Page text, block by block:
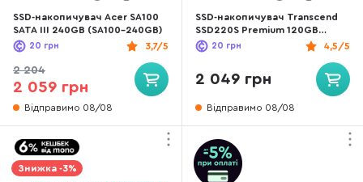
SSD-накопичувач Acer SA100
SATA III 240GB (SA100-240GB)
3,7/5
20 грн
2 204
2 059 грн
Відправимо 08/08
SSD-накопичувач Transcend
SSD220S Premium 120GB
(TS120GSSD220S)
4,5/5
20 грн
2 049 грн
Відправимо 08/08
Знижка -3%